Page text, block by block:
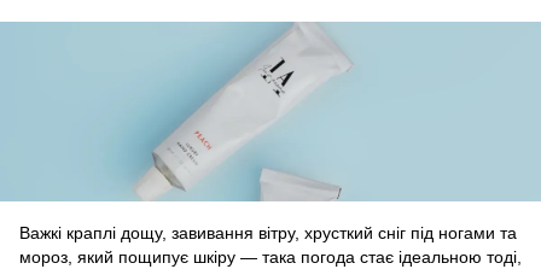
Важкі краплі дощу, завивання вітру, хрусткий сніг під ногами та
мороз, який пощипує шкіру — така погода стає ідеальною тоді,